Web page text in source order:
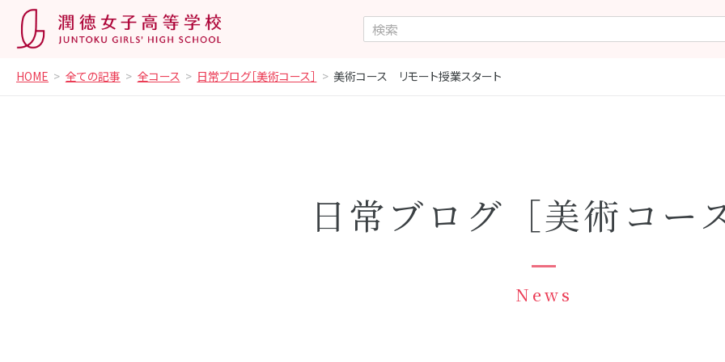
HOME 全ての記事 全コース 日常ブログ［美術コース］ 美術コース リモート授業スタート
日常ブログ［美術コー
News